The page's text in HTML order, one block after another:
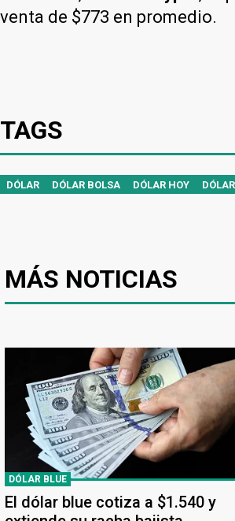
venta de $773 en promedio.
TAGS
DÓLAR DÓLAR BOLSA DÓLAR HOY
MÁS NOTICIAS
DÓLAR BLUE
El dólar blue cotiza a $1.540 y